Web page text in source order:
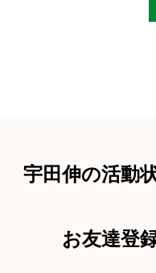
宇田伸の活動
お友達登